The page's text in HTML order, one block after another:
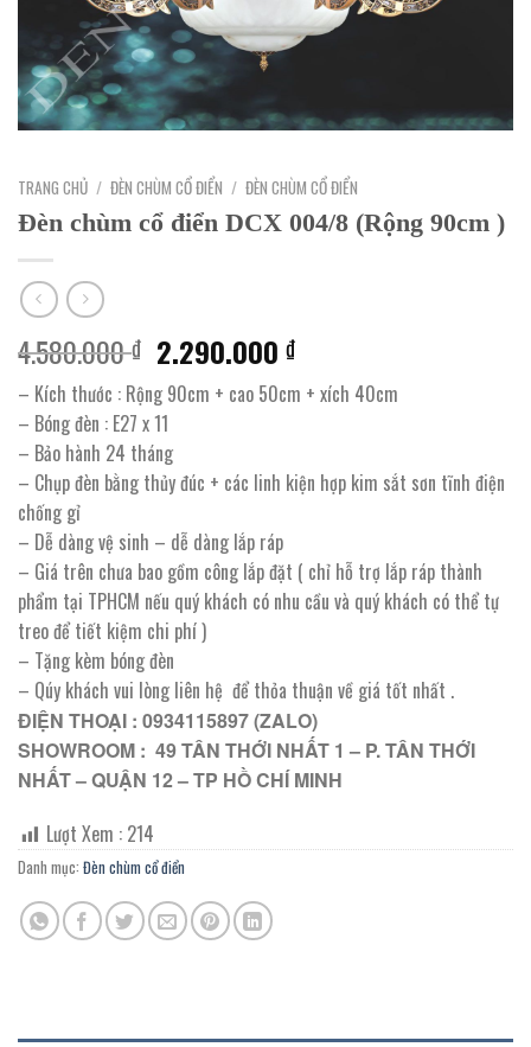
TRANG CHỦ / ĐÈN CHÙM CỔ ĐIỂN / ĐÈN CHÙM CỔ ĐIỂN
Đèn chùm cổ điển DCX 004/8 (Rộng 90cm )
4.580.000₫ Giá
gốc
là:
4.580.000 ₫.
2.290.000₫Giá
hiện
tại
2.290.000 ₫.
– Kích thước : Rộng 90cm + cao 50cm + xích 40cm
– Bóng đèn : E27 x 11
– Bảo hành 24 tháng
– Chụp đèn bằng thủy đúc + các linh kiện hợp kim sắt sơn tĩnh điện
chống gỉ
– Dễ dàng vệ sinh – dễ dàng lắp ráp
– Giá trên chưa bao gồm công lắp đặt ( chỉ hỗ trợ lắp ráp thành
phẩm tại TPHCM nếu quý khách có nhu cầu và quý khách có thể tự
treo để tiết kiệm chi phí )
– Tặng kèm bóng đèn
– Qúy khách vui lòng liên hệ để thỏa thuận về giá tốt nhất .
ĐIỆN THOẠI : 0934115897 (ZALO)
SHOWROOM : 49 TÂN THỚI NHẤT 1 – P. TÂN THỚI
NHẤT – QUẬN 12 – TP HỒ CHÍ MINH
Lượt Xem : 214
Danh mục: Đèn chùm cổ điển